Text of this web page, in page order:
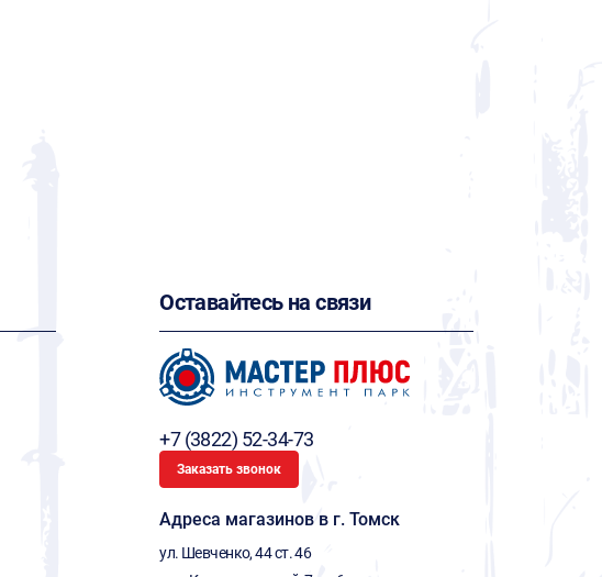
Оставайтесь на связи
+7 (3822) 52-34-73
Заказать звонок
Адреса магазинов в г. Томск
ул. Шевченко, 44 ст. 46